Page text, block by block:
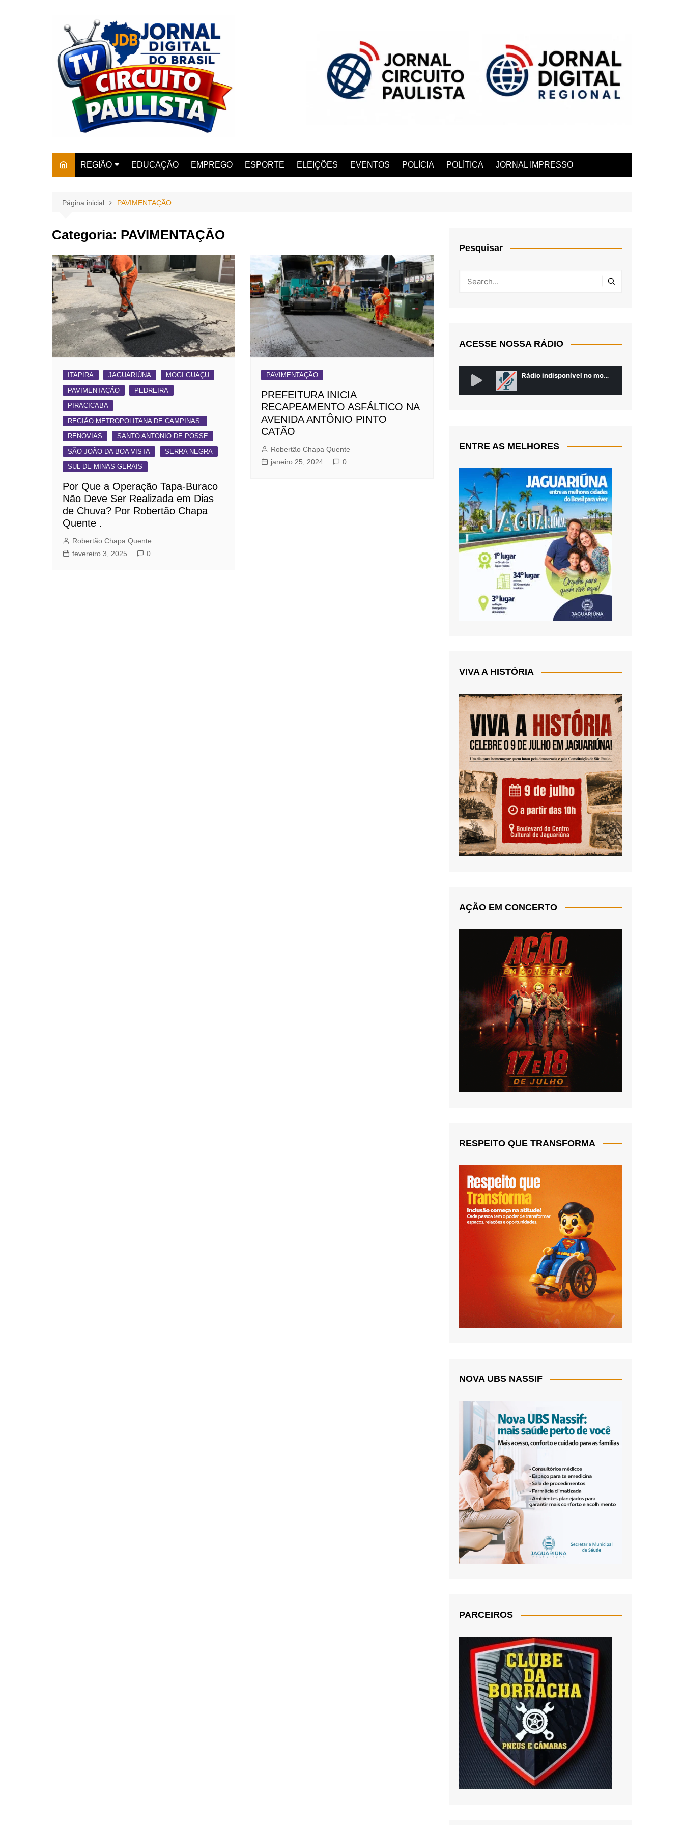
REGIÃO
BARRETOS
CAMPINAS
ESTIVA GERBI
JAGUARIÚNA
JUNDIAÍ
LIMEIRA
MOGI GUAÇU
MOGI MIRIM
PAULÍNIA
EDUCAÇÃO EMPREGO ESPORTE ELEIÇÕES EVENTOS POLÍCIA POLÍTICA JORNAL IMPRESSO
Página inicial PAVIMENTAÇÃO
Categoria: PAVIMENTAÇÃO
ITAPIRA JAGUARIÚNA
MOGI GUAÇU
PAVIMENTAÇÃO
PEDREIRA
PIRACICABA
REGIÃO METROPOLITANA DE CAMPINAS.
RENOVIAS
SANTO ANTONIO DE POSSE
SÃO JOÃO DA BOA VISTA
SERRA NEGRA
SUL DE MINAS GERAIS
Por Que a Operação Tapa-Buraco
Não Deve Ser Realizada em Dias
de Chuva? Por Robertão Chapa
Quente .
Robertão Chapa Quente
fevereiro 3, 2025
0
PAVIMENTAÇÃO
PREFEITURA INICIA
RECAPEAMENTO ASFÁLTICO NA
AVENIDA ANTÔNIO PINTO
CATÃO
Robertão Chapa Quente
janeiro 25, 2024
0
Pesquisar
ACESSE NOSSA RÁDIO
ENTRE AS MELHORES
VIVA A HISTÓRIA
AÇÃO EM CONCERTO
RESPEITO QUE TRANSFORMA
NOVA UBS NASSIF
PARCEIROS